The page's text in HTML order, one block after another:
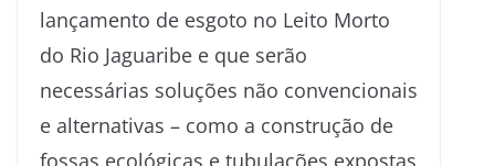
lançamento de esgoto no Leito Morto
do Rio Jaguaribe e que serão
necessárias soluções não convencionais
e alternativas – como a construção de